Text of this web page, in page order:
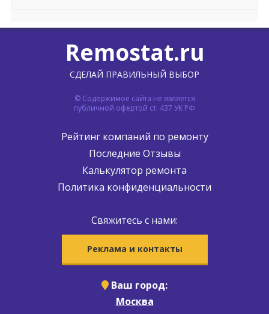
Remostat.ru
СДЕЛАЙ ПРАВИЛЬНЫЙ ВЫБОР
© Содержимое сайта не является
публичной офертой ст. 437 УК РФ
Рейтинг компаний по ремонту
Последние Отзывы
Калькулятор ремонта
Политика конфиденциальности
Свяжитесь с нами:
Реклама и контакты
Ваш город:
Москва